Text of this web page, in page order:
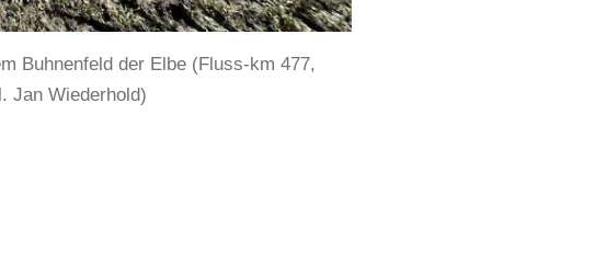
Buhnenfeld der Elbe (Fluss-km 477,
Jan Wiederhold)